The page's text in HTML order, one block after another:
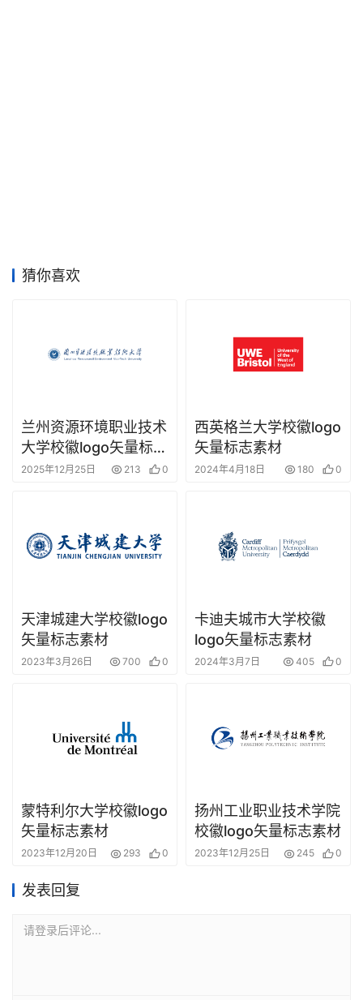
猜你喜欢
兰州资源环境职业技术
大学校徽logo矢量标志
素材
2025年12月25日 213 0
西英格兰大学校徽logo
矢量标志素材
2024年4月18日 180 0
天津城建大学校徽logo
矢量标志素材
2023年3月26日 700 0
卡迪夫城市大学校徽
logo矢量标志素材
2024年3月7日 405 0
蒙特利尔大学校徽logo
矢量标志素材
2023年12月20日 293 0
扬州工业职业技术学院
校徽logo矢量标志素材
2023年12月25日 245 0
发表回复
请登录后评论...